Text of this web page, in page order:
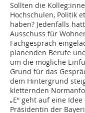
Sollten die
Hochschulen, Politik
haben? Jedenfalls
Ausschuss für
Fachgespräch
planenden Berufe
um die mögliche
Grund für das
dem Hintergrund
kletternden
„E“ geht auf eine
Präsidentin der